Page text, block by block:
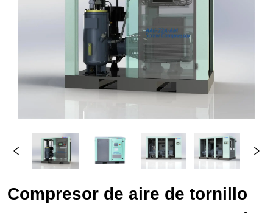
Compresor de aire de tornillo